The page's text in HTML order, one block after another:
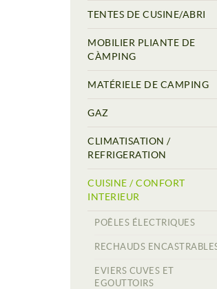
TENTES DE CUSINE/ABRI
MOBILIER PLIANTE DE
CÀMPING
MATÉRIELE DE CAMPING
GAZ
CLIMATISATION /
REFRIGERATION
CUISINE / CONFORT
INTERIEUR
POÊLES ÉLECTRIQUES
RECHAUDS
EVIERS CUVES ET
EGOUTTOIRS